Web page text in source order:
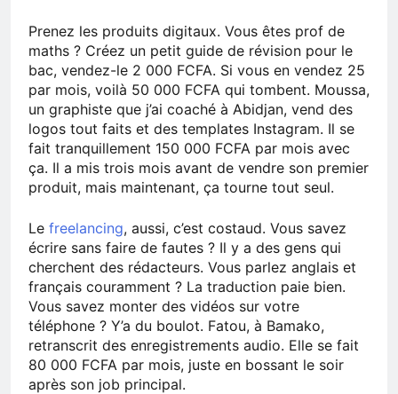
Prenez les produits digitaux. Vous êtes prof de
maths ? Créez un petit guide de révision pour le
bac, vendez-le 2 000 FCFA. Si vous en vendez 25
par mois, voilà 50 000 FCFA qui tombent. Moussa,
un graphiste que j’ai coaché à Abidjan, vend des
logos tout faits et des templates Instagram. Il se
fait tranquillement 150 000 FCFA par mois avec
ça. Il a mis trois mois avant de vendre son premier
produit, mais maintenant, ça tourne tout seul.
Le freelancing, aussi, c’est costaud. Vous savez
écrire sans faire de fautes ? Il y a des gens qui
cherchent des rédacteurs. Vous parlez anglais et
français couramment ? La traduction paie bien.
Vous savez monter des vidéos sur votre
téléphone ? Y’a du boulot. Fatou, à Bamako,
retranscrit des enregistrements audio. Elle se fait
80 000 FCFA par mois, juste en bossant le soir
après son job principal.